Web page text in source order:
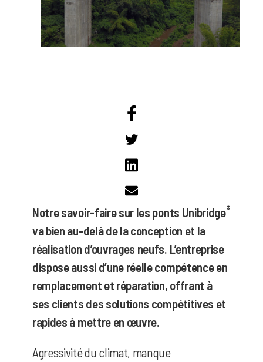
Notre savoir-faire sur les ponts Unibridge®
va bien au-delà de la conception et la
réalisation d’ouvrages neufs. L’entreprise
dispose aussi d’une réelle compétence en
remplacement et réparation, offrant à
ses clients des solutions compétitives et
rapides à mettre en œuvre.
Agressivité du climat, manque